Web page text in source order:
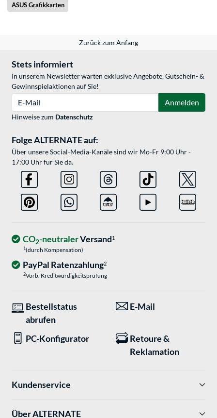
ASUS Grafikkarten
Zurück zum Anfang
Stets informiert
In unserem Newsletter warten exklusive Angebote, Gutschein- &
Gewinnspielaktionen auf Sie!
Anmelden
Hinweise zum Datenschutz
Folge ALTERNATE auf:
Über unsere Social-Media-Kanäle sind wir Mo-Fr 9:00 Uhr -
17:00 Uhr für Sie da.
CO2-neutralerVersand1
1(durch Kompensation)
PayPal Ratenzahlung2
2Vorb. Kreditwürdigkeitsprüfung
Bestellstatus
abrufen
E-Mail
PC-Konfigurator
Retoure &
Reklamation
Kundenservice
Über ALTERNATE